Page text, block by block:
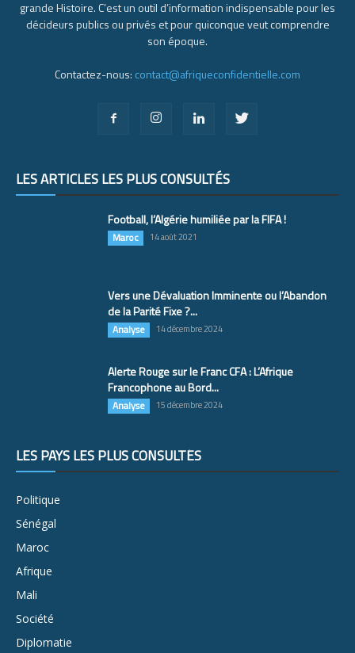
grande Histoire. C’est un outil d’information indispensable pour les
décideurs publics ou privés et pour quiconque veut comprendre
son époque.
Contactez-nous: contact@afriqueconfidentielle.com
LES ARTICLES LES PLUS CONSULTÉS
Football, l’Algérie humiliée par la FIFA !
Maroc 14 août 2021
Vers une Dévaluation Imminente ou l’Abandon
de la Parité Fixe ?...
Analyse 14 décembre 2024
Alerte Rouge sur le Franc CFA : L’Afrique
Francophone au Bord...
Analyse 15 décembre 2024
LES PAYS LES PLUS CONSULTÉS
Politique
Sénégal
Maroc
Afrique
Mali
Société
Diplomatie